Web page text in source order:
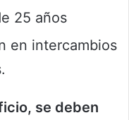
25 años
en intercambios
se deben